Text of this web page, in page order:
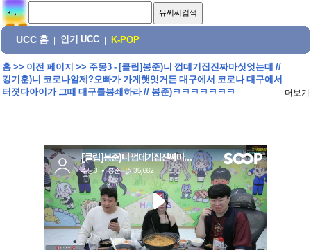
UCC 홈 인기 UCC K-POP
홈>> 이전 페이지 >> 주몽3 - [클립]봉준)니 껍데기집진짜마싯엇는데 //
킹기훈)니 코로나알제?오빠가 가게햇엇거든 대구에서 코로나 대구에서
터졋다아이가 그때 대구를봉쇄하라 // 봉준)ㅋㅋㅋㅋㅋㅋㅋ
더보기